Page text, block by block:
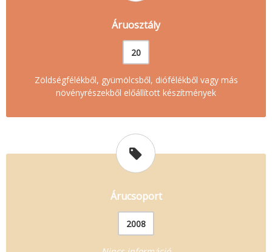
Áruosztály
20
Zöldségfélékből, gyümölcsből, diófélékből vagy más
növényrészekből előállított készítmények
Árucsoport
2008